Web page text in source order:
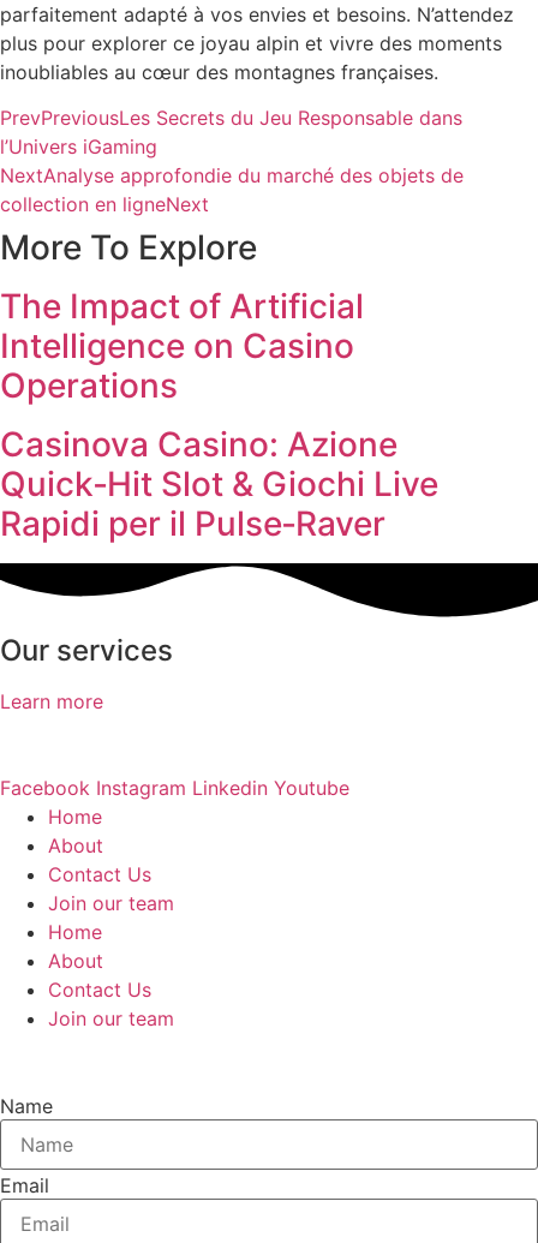
parfaitement adapté à vos envies et besoins. N’attendez
plus pour explorer ce joyau alpin et vivre des moments
inoubliables au cœur des montagnes françaises.
PrevPreviousLes Secrets du Jeu Responsable dans
l’Univers iGaming
NextAnalyse approfondie du marché des objets de
collection en ligneNext
More To Explore
The Impact of Artificial
Intelligence on Casino
Operations
Casinova Casino: Azione
Quick‑Hit Slot & Giochi Live
Rapidi per il Pulse‑Raver
Our services
Learn more
Facebook Instagram Linkedin Youtube
Home
About
Contact Us
Join our team​
Home
About
Contact Us
Join our team​
Name
Email